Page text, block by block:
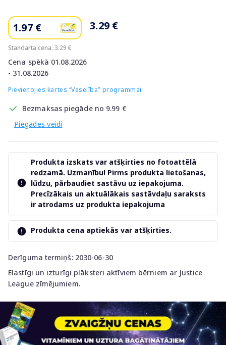
1.97 €
Standarta cena: 3.29 €
Cena spēkā 01.08.2026
- 31.08.2026
3.29 €
Pievienojies kartes “Veselība” programmai
Bezmaksas piegāde no 9.99 €
Piegādes veidi
Derīguma termiņš: 2030-06-30
Elastīgi un izturīgi plāksteri aktīviem bērniem ar Justice
League zīmējumiem.
Produkta izskats var atšķirties no fotoattēlā
redzamā. Uzmanību! Pirms produkta lietošanas,
lūdzu, pārbaudiet sastāvu uz iepakojuma.
Precīzākais un aktuālākais sastāvdaļu saraksts
ir atrodams uz produkta iepakojuma
Produkta cena aptiekās var atšķirties.